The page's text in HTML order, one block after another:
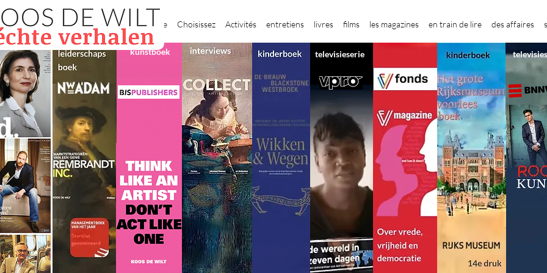
Domicile Choisissez Activités entretiens livres films les magazines en train de lire des affaires
kunstboek televisieserie